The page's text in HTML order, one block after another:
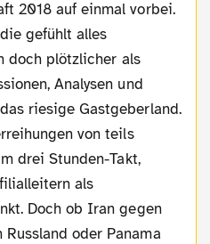
2018 auf einmal vorbei.
gefühlt alles
doch plötzlicher als
Analysen und
riesige Gastgeberland.
von teils
drei Stunden-Takt,
als
Doch ob Iran gegen
oder Panama